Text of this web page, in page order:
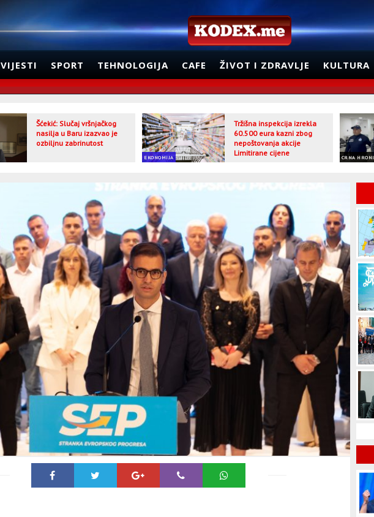
VIJESTI SPORT TEHNOLOGIJA CAFE ŽIVOT I ZDRAVLJE KULTURA
Šćekić: Slučaj vršnjačkog
nasilja u Baru izazvao je
ozbiljnu zabrinutost
EKONOMIJA
Tržišna inspekcija izrekla
60.500 eura kazni zbog
nepoštovanja akcije
Limitirane cijene
CRNA